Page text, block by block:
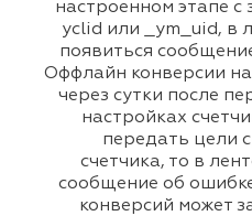
настроенном этапе
yclid или _ym_uid, в
появиться
Оффлайн конверсии
через сутки после
настройках
передать цели
счетчика, то в
сообщение об
конверсий может